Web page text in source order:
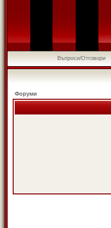
Въпроси/Отговори
Форуми